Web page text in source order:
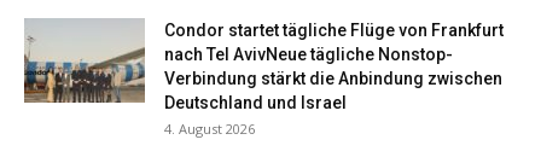
Condor startet tägliche Flüge von Frankfurt
nach Tel AvivNeue tägliche Nonstop-
Verbindung stärkt die Anbindung zwischen
Deutschland und Israel
4. August 2026